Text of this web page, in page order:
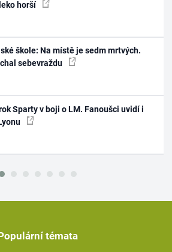
horší
škole: Na místě je sedm mrtvých.
sebevraždu
Sparty v boji o LM. Fanoušci uvidí i
témata